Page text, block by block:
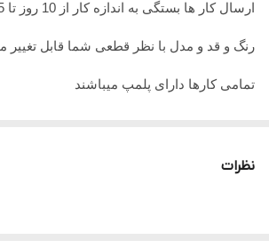
ارسال کار ها بستگی به اندازه کار از 10 روز تا 25 روز زمان میبرد
رنگ و قد و مدل با نظر قطعی شما قابل تغییر
تمامی کارها دارای پلمپ میباشند
در صورت داشتن سوال میتوانید از پشتیبان های
نظرات